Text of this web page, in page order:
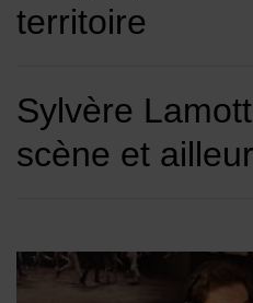
territoire
Sylvère
scène et